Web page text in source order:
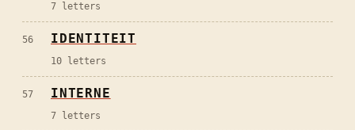
7 letters
56 IDENTITEIT
10 letters
57 INTERNE
7 letters